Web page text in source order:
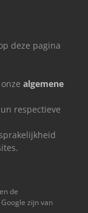
deze pagina
algemene
respectieve
de
zijn van